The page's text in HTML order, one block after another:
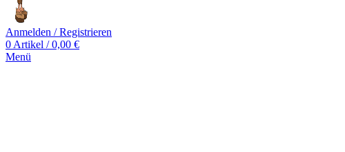
Anmelden / Registrieren
0 Artikel / 0,00 €
Menü